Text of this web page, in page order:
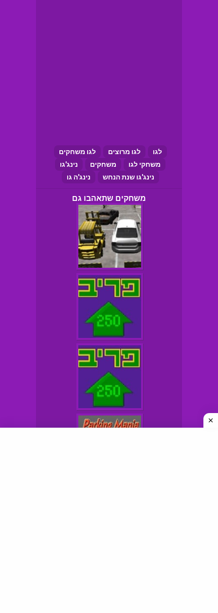
לגו לגו מרוצים
לגו משחקים
משחקי לגו
משחקים
נינג'גו
נינג'גו שנת הנחש
נינג'ה גו
משחקים שתאהבו גם